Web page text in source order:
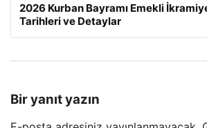
2026 Kurban Bayramı Emekli
Tarihleri ve Detaylar
Bir yanıt yazın